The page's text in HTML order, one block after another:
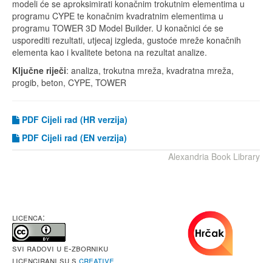
modeli će se aproksimirati konačnim trokutnim elementima u
programu CYPE te konačnim kvadratnim elementima u
programu TOWER 3D Model Builder. U konačnici će se
usporediti rezultati, utjecaj izgleda, gustoće mreže konačnih
elementa kao i kvalitete betona na rezultat analize.
Ključne riječi: analiza, trokutna mreža, kvadratna mreža,
progib, beton, CYPE, TOWER
PDF Cijeli rad (HR verzija)
PDF Cijeli rad (EN verzija)
Alexandria Book Library
LICENCA:
Svi radovi u e-Zborniku
licencirani su s Creative